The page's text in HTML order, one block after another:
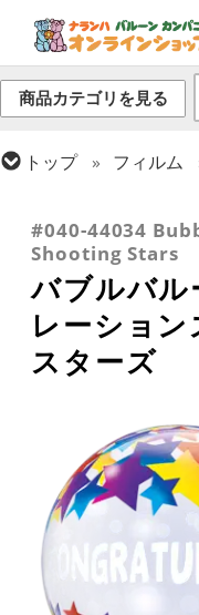
商品カテゴリを見る
トップ フィルム
おめでとう・記
#040-44034
Shooting Stars
バブルバ
レーショ
スターズ